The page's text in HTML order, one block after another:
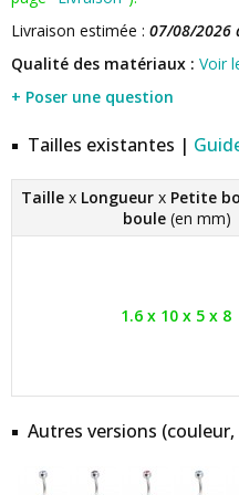
Livraison estimée : 07/08/2026
Qualité des matériaux : Voir
+ Poser une question
Tailles existantes |
Taille x Longueur x Petite
boule (en mm)
1.6 x 10 x 5 x 8
Autres versions